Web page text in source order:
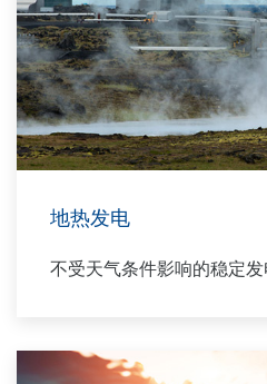
地热发电
不受天气条件影响的稳定